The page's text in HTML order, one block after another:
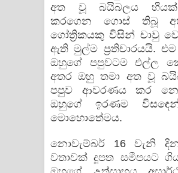
අත වූ බයිබලය හීයක්
කරගෙන ගොස් තිබූ
ගෝත්‍රිකයකු විසින් චාවු
ඇති මුල්ම ප්‍රතිචාරයයි.
ඔහුගේ පපුවටම එල්ල
අතර ඔහු තමා අත වූ
පපුව ආවරණය කර
ඔහුගේ ඉරණම
මොහොතේමය.
නොවැම්බර් 16 වැනි
වතාවක් දූපත සමීපයට